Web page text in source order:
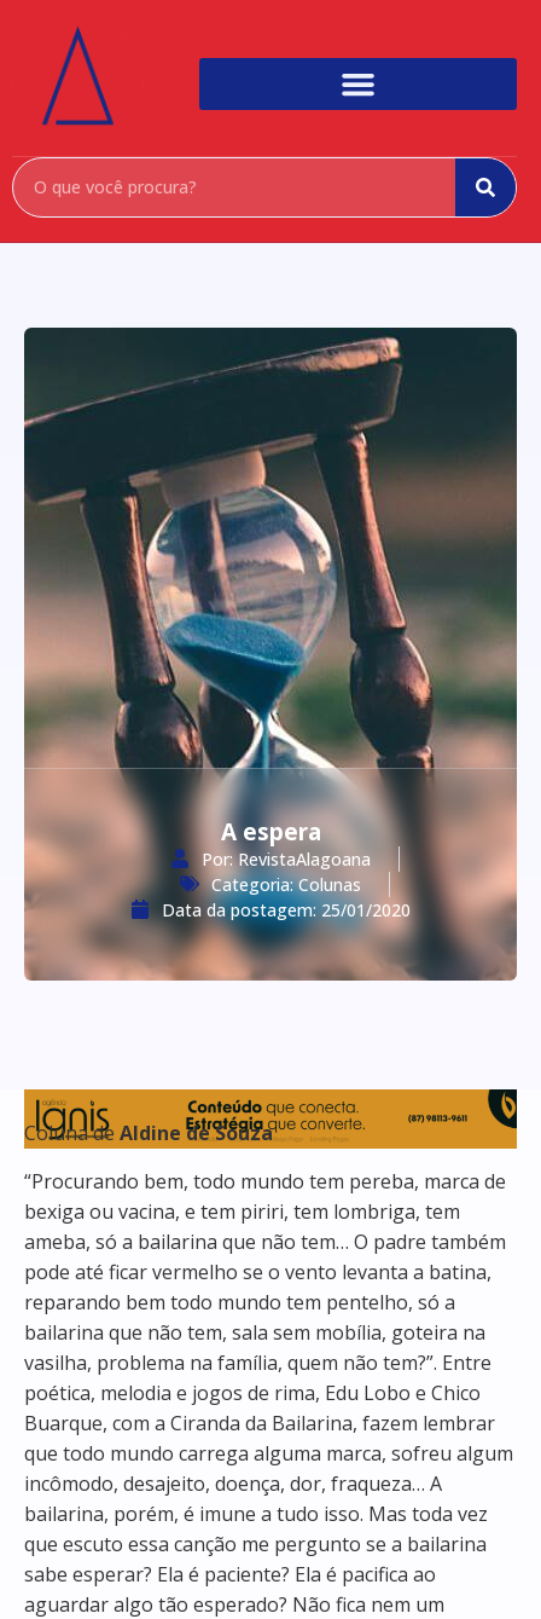
A espera
Por:RevistaAlagoana
Categoria: Colunas
Data da postagem: 25/01/2020
Coluna de Aldine de Souza
“Procurando bem, todo mundo tem pereba, marca de
bexiga ou vacina, e tem piriri, tem lombriga, tem
ameba, só a bailarina que não tem… O padre também
pode até ficar vermelho se o vento levanta a batina,
reparando bem todo mundo tem pentelho, só a
bailarina que não tem, sala sem mobília, goteira na
vasilha, problema na família, quem não tem?”. Entre
poética, melodia e jogos de rima, Edu Lobo e Chico
Buarque, com a Ciranda da Bailarina, fazem lembrar
que todo mundo carrega alguma marca, sofreu algum
incômodo, desajeito, doença, dor, fraqueza… A
bailarina, porém, é imune a tudo isso. Mas toda vez
que escuto essa canção me pergunto se a bailarina
sabe esperar? Ela é paciente? Ela é pacifica ao
aguardar algo tão esperado? Não fica nem um